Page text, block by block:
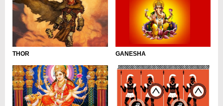
THOR GANESHA